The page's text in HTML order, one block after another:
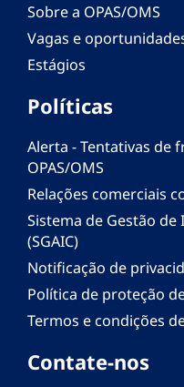
Sobre a OPAS/OMS
Vagas e
Estágios
Políticas
Alerta - Tentativas de
OPAS/OMS
Relações comerciais
Sistema de Gestão
(SGAIC)
Notificação de
Política de proteção
Termos e condições
Contate-nos